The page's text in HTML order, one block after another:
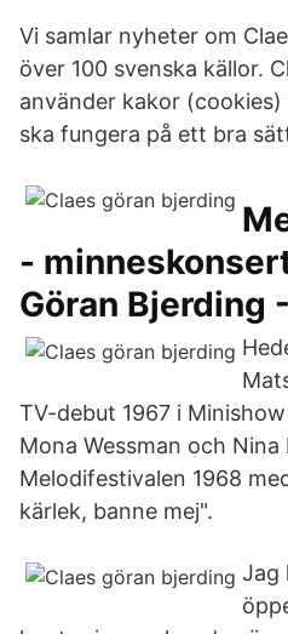
Vi samlar nyheter om
över 100 svenska källor.
använder kakor
ska fungera på ett bra
-
Göran Bjerding
TV-debut 1967 i
Mona Wessman och Nina
Melodifestivalen 1968
kärlek, banne mej".
Jag